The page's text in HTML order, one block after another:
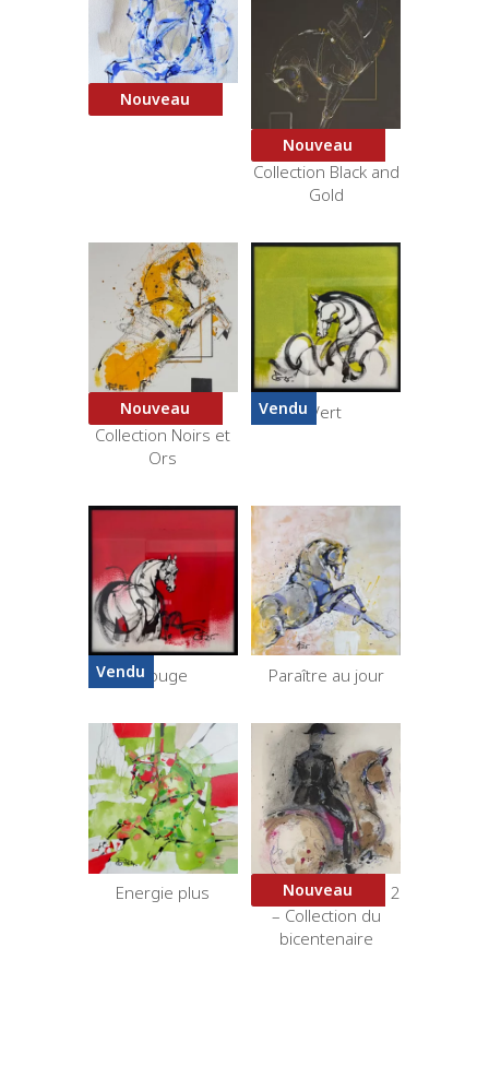
Nouveau
Cadre bleu
Nouveau
Croupade –
Collection Black and
Gold
Nouveau
Courbette –
Collection Noirs et
Ors
Vendu Vert
VenduRouge Paraître au jour
Energie plus Nouveau
Bicorne et Virolles 2
– Collection du
bicentenaire